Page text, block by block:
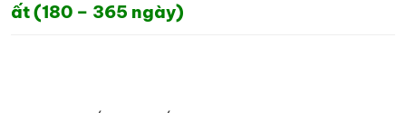
ất (180 – 365 ngày)